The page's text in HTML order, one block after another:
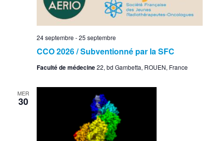
CCO 2026 / Subventionné par la SFC
24 septembre -25 septembre
Faculté de médecine22, bd Gambetta, ROUEN, France
MER
30